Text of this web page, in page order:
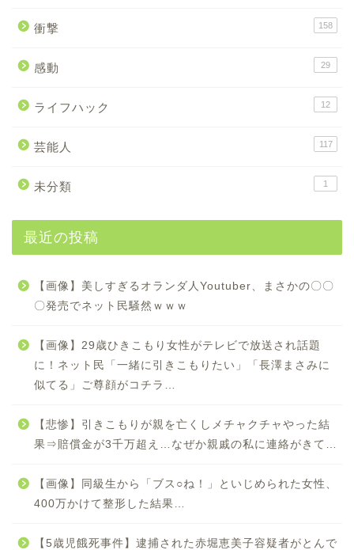
衝撃 158
感動 29
ライフハック 12
芸能人 117
未分類 1
最近の投稿
【画像】美しすぎるオランダ人Youtuber、まさかの〇〇
〇発売でネット民騒然ｗｗｗ
【画像】29歳ひきこもり女性がテレビで放送され話題
に！ネット民「一緒に引きこもりたい」「長澤まさみに
似てる」ご尊顔がコチラ…
【悲惨】引きこもりが親を亡くしメチャクチャやった結
果⇒賠償金が3千万超え…なぜか親戚の私に連絡がきて…
【画像】同級生から「ブス○ね！」といじめられた女性、
400万かけて整形した結果…
【5歳児餓死事件】逮捕された赤堀恵美子容疑者がとんで